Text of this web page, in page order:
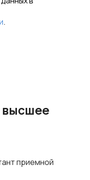
.
высшее
приемной